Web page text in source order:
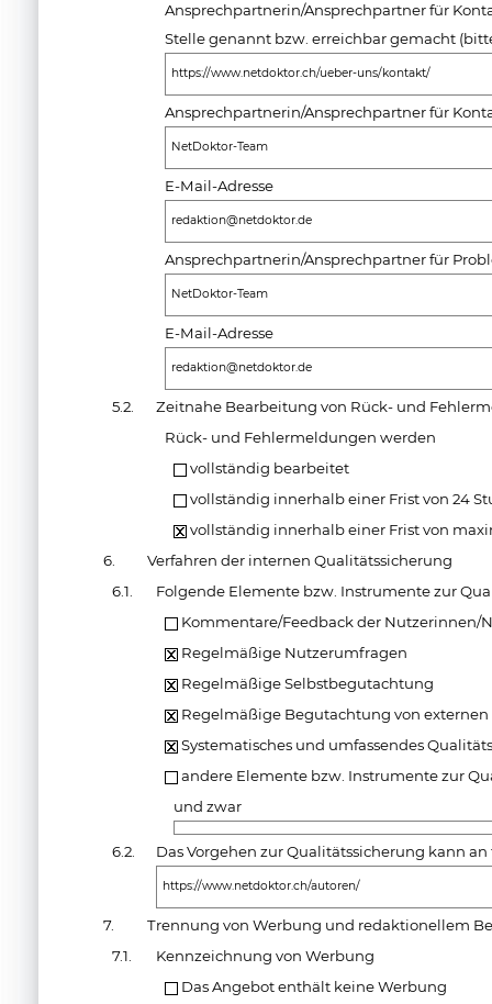
Ansprechpartnerin/Ansprechpartner für
Stelle genannt bzw. erreichbar gemacht
https://www.netdoktor.ch/ueber-uns/kontakt/
Ansprechpartnerin/Ansprechpartner für
NetDoktor-Team
E-Mail-Adresse
redaktion@netdoktor.de
Ansprechpartnerin/Ansprechpartner für
NetDoktor-Team
E-Mail-Adresse
redaktion@netdoktor.de
5.2.
Zeitnahe Bearbeitung von Rück- und
Rück- und Fehlermeldungen werden
vollständig bearbeitet
vollständig innerhalb einer Frist von 24
vollständig innerhalb einer Frist von
6.
Verfahren der internen Qualitätssicherung
6.1.
Folgende Elemente bzw. Instrumente zur
Kommentare/Feedback der Nutzerinnen/
Regelmäßige Nutzerumfragen
Regelmäßige Selbstbegutachtung
Regelmäßige Begutachtung von
Systematisches und umfassendes
andere Elemente bzw. Instrumente zur
und zwar
6.2. Das Vorgehen zur Qualitätssicherung kann
https://www.netdoktor.ch/autoren/
7.
Trennung von Werbung und redaktionellem
7.1.
Kennzeichnung von Werbung
Das Angebot enthält keine Werbung